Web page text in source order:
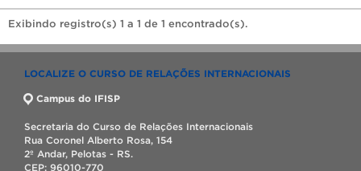
Exibindo registro(s) 1 a 1 de 1 encontrado(s).
LOCALIZE O CURSO DE RELAÇÕES INTERNACIONAIS
Campus do IFISP
Secretaria do Curso de Relações Internacionais
Rua Coronel Alberto Rosa, 154
2º Andar, Pelotas - RS.
CEP: 96010-770